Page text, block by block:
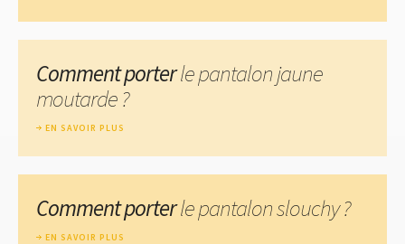
Comment porterle pantalon jaune
moutarde ?
EN SAVOIR PLUS
Comment porterle pantalon slouchy ?
EN SAVOIR PLUS